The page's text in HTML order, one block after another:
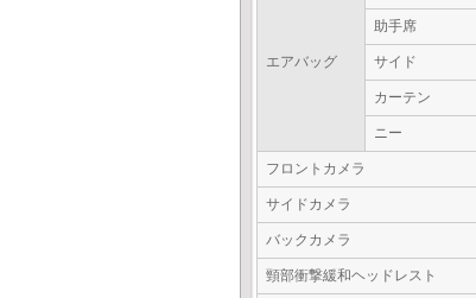
エアバッグ
助手席
サイド
カーテン
ニー
フロントカメラ
サイドカメラ
バックカメラ
頸部衝撃緩和ヘッドレスト